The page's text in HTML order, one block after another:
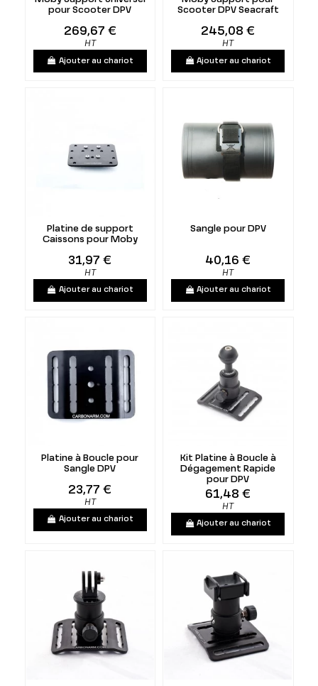
pour Scooter DPV
269,67 €
HT
Ajouter au chariot
Scooter DPV Seacraft
245,08 €
HT
Ajouter au chariot
Platine de support
Caissons pour Moby
31,97 €
HT
Ajouter au chariot
Sangle pour DPV
40,16 €
HT
Ajouter au chariot
Platine à Boucle pour
Sangle DPV
23,77 €
HT
Ajouter au chariot
Kit Platine à Boucle à
Dégagement Rapide
pour DPV
61,48 €
HT
Ajouter au chariot